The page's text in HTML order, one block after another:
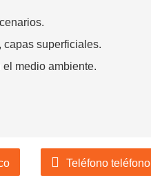
capas superficiales.
medio ambiente.
Teléfono teléfono